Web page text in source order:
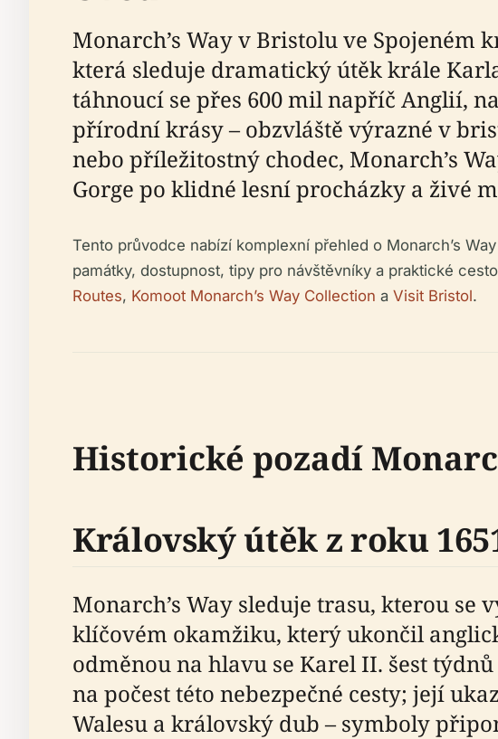
Monarch’s Way v Bristolu ve
která sleduje dramatický útěk krále
táhnoucí se přes 600 mil napříč Anglií,
přírodní krásy – obzvláště výrazné v
nebo příležitostný chodec, Monarch’s
Gorge po klidné lesní procházky a živé
Tento průvodce nabízí komplexní přehled o Monarch’s
památky, dostupnost, tipy pro návštěvníky a praktické
Routes, Komoot Monarch’s Way Collection a Visit Bristol.
Historické pozadí
Královský útěk z roku
Monarch’s Way sleduje trasu, kterou
klíčovém okamžiku, který ukončil
odměnou na hlavu se Karel II. šest
na počest této nebezpečné cesty; její
Walesu a královský dub – symboly